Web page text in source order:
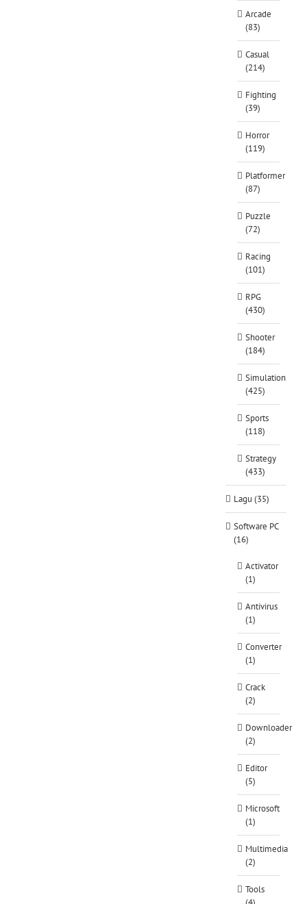
Arcade
(83)
Casual
(214)
Fighting
(39)
Horror
(119)
Platformer
(87)
Puzzle
(72)
Racing
(101)
RPG
(430)
Shooter
(184)
Simulation
(425)
Sports
(118)
Strategy
(433)
Lagu (35)
Software PC
(16)
Activator
(1)
Antivirus
(1)
Converter
(1)
Crack
(2)
Downloader
(2)
Editor
(5)
Microsoft
(1)
Multimedia
(2)
Tools